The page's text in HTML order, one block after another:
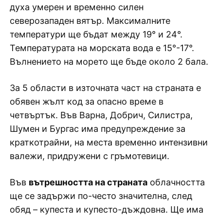
духа умерен и временно силен
северозападен вятър. Максималните
температури ще бъдат между 19° и 24°.
Температурата на морската вода е 15°-17°.
Вълнението на морето ще бъде около 2 бала.
За 5 области в източната част на страната е
обявен жълт код за опасно време в
четвъртък. Във Варна, Добрич, Силистра,
Шумен и Бургас има предупреждение за
краткотрайни, на места временно интензивни
валежи, придружени с гръмотевици.
Във вътрешността на страната облачността
ще се задържи по-често значителна, след
обяд – купеста и купесто-дъждовна. Ще има